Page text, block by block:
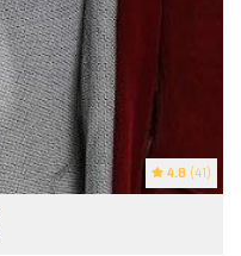
4.8 (41)